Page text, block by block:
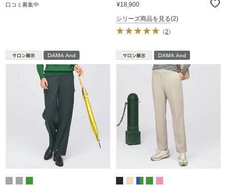
口コミ募集中
¥18,900
シリーズ商品を見る(2)
（2）